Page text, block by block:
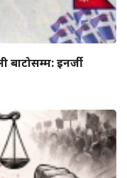
बाटोसम्म: इनर्जी